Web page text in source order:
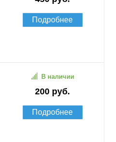
Подробнее
200 руб.
В наличии
Подробнее